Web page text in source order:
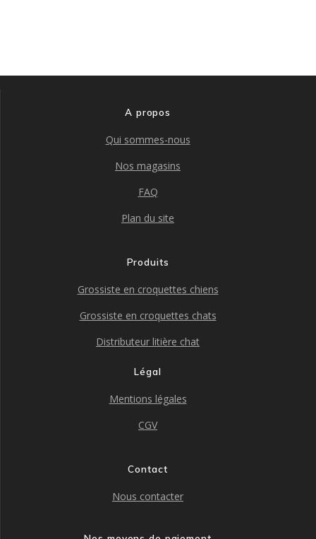
A propos
Qui sommes-nous
Nos magasins
FAQ
Plan du site
Produits
Grossiste en croquettes chiens
Grossiste en croquettes chats
Distributeur litière chat
Légal
Mentions légales
CGV
Contact
Nous contacter